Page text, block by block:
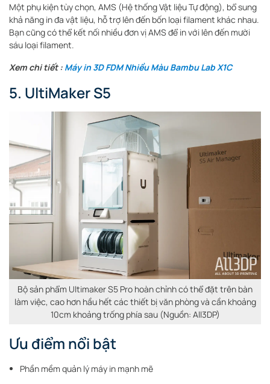
Một phụ kiện tùy chọn, AMS (Hệ thống Vật liệu Tự động), bổ sung
khả năng in đa vật liệu, hỗ trợ lên đến bốn loại filament khác nhau.
Bạn cũng có thể kết nối nhiều đơn vị AMS để in với lên đến mười
sáu loại filament.
Xem chi tiết : Máy in 3D FDM Nhiều Màu Bambu Lab X1C
5. UltiMaker S5
Bộ sản phẩm Ultimaker S5 Pro hoàn chỉnh có thể đặt trên bàn
làm việc, cao hơn hầu hết các thiết bị văn phòng và cần khoảng
10cm khoảng trống phía sau (Nguồn: All3DP)
Ưu điểm nổi bật
Phần mềm quản lý máy in mạnh mẽ